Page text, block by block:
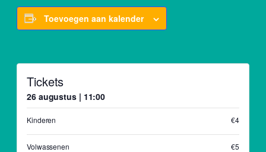
Toevoegen aan kalender
Tickets
26 augustus | 11:00
Kinderen €4
Volwassenen €5